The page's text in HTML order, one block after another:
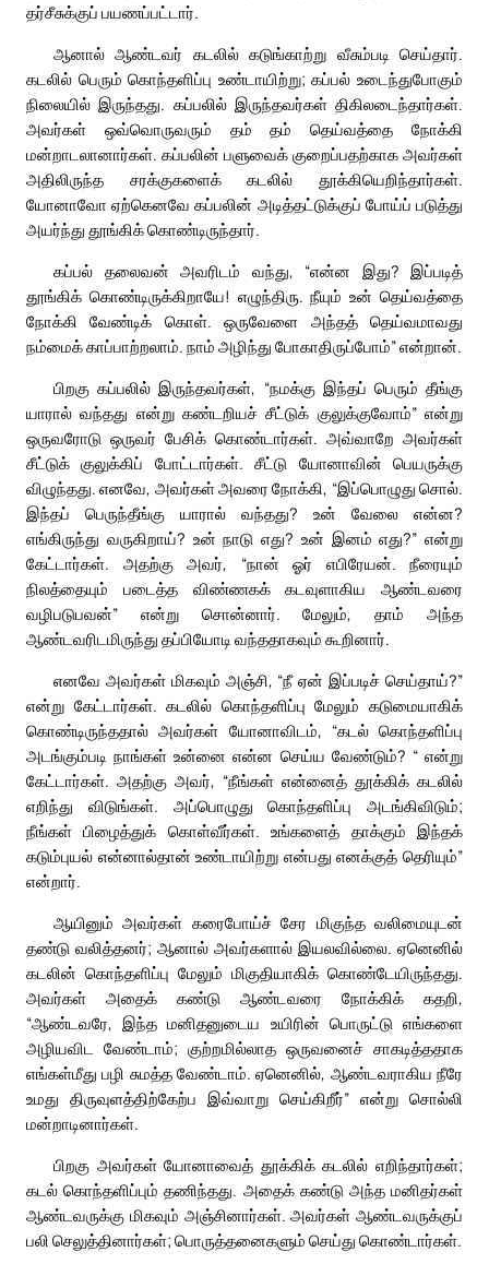
தர்சீசுக்குப் பயணப்பட்டார்.
ஆனால் ஆண்டவர் கடலில் கடுங்காற்று வீசும்படி செய்தார்.
கடலில் பெரும் கொந்தளிப்பு உண்டாயிற்று; கப்பல் உடைந்துபோகும்
நிலையில் இருந்தது. கப்பலில் இருந்தவர்கள் திகிலடைந்தார்கள்.
அவர்கள் ஒவ்வொருவரும் தம் தம் தெய்வத்தை நோக்கி
மன்றாடலானார்கள். கப்பலின் பளுவைக் குறைப்பதற்காக அவர்கள்
அதிலிருந்த சரக்குகளைக் கடலில் தூக்கியெறிந்தார்கள்.
யோனாவோ ஏற்கெனவே கப்பலின் அடித்தட்டுக்குப் போய்ப் படுத்து
அயர்ந்து தூங்கிக் கொண்டிருந்தார்.
கப்பல் தலைவன் அவரிடம் வந்து, “என்ன இது? இப்படித்
தூங்கிக் கொண்டிருக்கிறாயே! எழுந்திரு. நீயும் உன் தெய்வத்தை
நோக்கி வேண்டிக் கொள். ஒருவேளை அந்தத் தெய்வமாவது
நம்மைக் காப்பாற்றலாம். நாம் அழிந்து போகாதிருப்போம்” என்றான்.
பிறகு கப்பலில் இருந்தவர்கள், “நமக்கு இந்தப் பெரும் தீங்கு
யாரால் வந்தது என்று கண்டறியச் சீட்டுக் குலுக்குவோம்” என்று
ஒருவரோடு ஒருவர் பேசிக் கொண்டார்கள். அவ்வாறே அவர்கள்
சீட்டுக் குலுக்கிப் போட்டார்கள். சீட்டு யோனாவின் பெயருக்கு
விழுந்தது. எனவே, அவர்கள் அவரை நோக்கி, “இப்பொழுது சொல்.
இந்தப் பெருந்தீங்கு யாரால் வந்தது? உன் வேலை என்ன?
எங்கிருந்து வருகிறாய்? உன் நாடு எது? உன் இனம் எது?” என்று
கேட்டார்கள். அதற்கு அவர், “நான் ஓர் எபிரேயன். நீரையும்
நிலத்தையும் படைத்த விண்ணகக் கடவுளாகிய ஆண்டவரை
வழிபடுபவன்” என்று சொன்னார். மேலும், தாம் அந்த
ஆண்டவரிடமிருந்து தப்பியோடி வந்ததாகவும் கூறினார்.
எனவே அவர்கள் மிகவும் அஞ்சி, “நீ ஏன் இப்படிச் செய்தாய்?”
என்று கேட்டார்கள். கடலில் கொந்தளிப்பு மேலும் கடுமையாகிக்
கொண்டிருந்ததால் அவர்கள் யோனாவிடம், “கடல் கொந்தளிப்பு
அடங்கும்படி நாங்கள் உன்னை என்ன செய்ய வேண்டும்? “ என்று
கேட்டார்கள். அதற்கு அவர், “நீங்கள் என்னைத் தூக்கிக் கடலில்
எறிந்து விடுங்கள். அப்பொழுது கொந்தளிப்பு அடங்கிவிடும்;
நீங்கள் பிழைத்துக் கொள்வீர்கள். உங்களைத் தாக்கும் இந்தக்
கடும்புயல் என்னால்தான் உண்டாயிற்று என்பது எனக்குத் தெரியும்”
என்றார்.
ஆயினும் அவர்கள் கரைபோய்ச் சேர மிகுந்த வலிமையுடன்
தண்டு வலித்தனர்; ஆனால் அவர்களால் இயலவில்லை. ஏனெனில்
கடலின் கொந்தளிப்பு மேலும் மிகுதியாகிக் கொண்டேயிருந்தது.
அவர்கள் அதைக் கண்டு ஆண்டவரை நோக்கிக் கதறி,
“ஆண்டவரே, இந்த மனிதனுடைய உயிரின் பொருட்டு எங்களை
அழியவிட வேண்டாம்; குற்றமில்லாத ஒருவனைச் சாகடித்ததாக
எங்கள்மீது பழி சுமத்த வேண்டாம். ஏனெனில், ஆண்டவராகிய நீரே
உமது திருவுளத்திற்கேற்ப இவ்வாறு செய்கிறீர்” என்று சொல்லி
மன்றாடினார்கள்.
பிறகு அவர்கள் யோனாவைத் தூக்கிக் கடலில் எறிந்தார்கள்;
கடல் கொந்தளிப்பும் தணிந்தது. அதைக் கண்டு அந்த மனிதர்கள்
ஆண்டவருக்கு மிகவும் அஞ்சினார்கள். அவர்கள் ஆண்டவருக்குப்
பலி செலுத்தினார்கள்; பொருத்தனைகளும் செய்து கொண்டார்கள்.